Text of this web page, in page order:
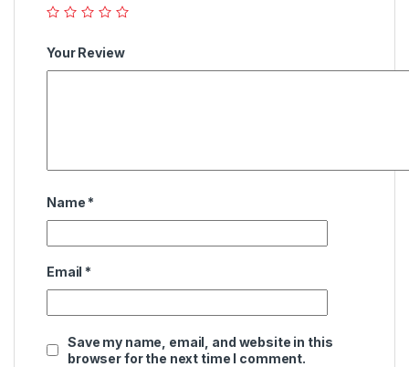
Your Review
Name *
Email *
Save my name, email, and website in this
browser for the next time I comment.